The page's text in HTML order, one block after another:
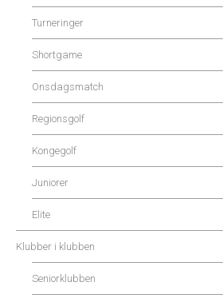
Turneringer
Shortgame
Onsdagsmatch
Regionsgolf
Kongegolf
Juniorer
Elite
Klubber i klubben
Seniorklubben